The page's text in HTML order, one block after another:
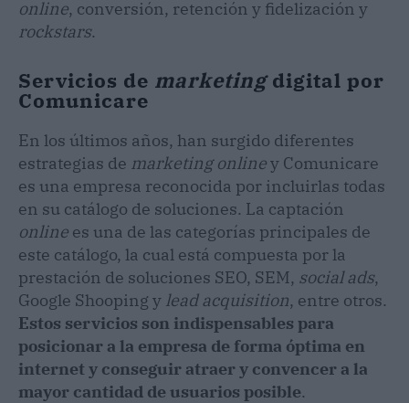
online, conversión, retención y fidelización y
rockstars.
Servicios de marketingdigital por
Comunicare
En los últimos años, han surgido diferentes
estrategias de marketing onliney Comunicare
es una empresa reconocida por incluirlas todas
en su catálogo de soluciones. La captación
online es una de las categorías principales de
este catálogo, la cual está compuesta por la
prestación de soluciones SEO, SEM, social ads,
Google Shooping y lead acquisition, entre otros.
Estos servicios son indispensables para
posicionar a la empresa de forma óptima en
internet y conseguir atraer y convencer a la
mayor cantidad de usuarios posible.